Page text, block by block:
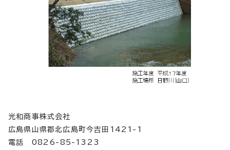
光和商事株式会社
広島県山県郡北広島町今吉田1421-1
電話 0826-85-1323